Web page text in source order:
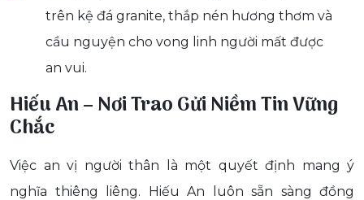
trên kệ đá granite, thắp nén hương thơm và
cầu nguyện cho vong linh người mất được
an vui.
Hiếu An – Nơi Trao Gửi Niềm Tin Vững
Chắc
Việc an vị người thân là một quyết định mang ý
nghĩa thiêng liêng. Hiếu An luôn sẵn sàng đồng